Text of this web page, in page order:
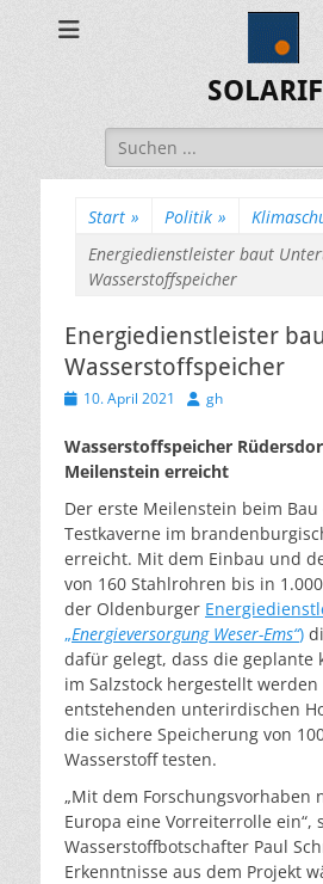
Suchen
nach:
Start » Politik »
Energiedienstleister baut
Wasserstoffspeicher
Energiedienstleister
Wasserstoffspeicher
Veröffentlicht
10. April 2021 Autor
gh
Wasserstoffspeicher
Meilenstein erreicht
Der erste Meilenstein beim
Testkaverne im
erreicht. Mit dem Einbau und
von 160 Stahlrohren bis in
der Oldenburger
„Energieversorgung Weser-Ems“)
dafür gelegt, dass die geplante
im Salzstock hergestellt
entstehenden unterirdischen
die sichere Speicherung von
Wasserstoff testen.
„Mit dem Forschungsvorhaben
Europa eine Vorreiterrolle ein“,
Wasserstoffbotschafter Paul
Erkenntnisse aus dem Projekt